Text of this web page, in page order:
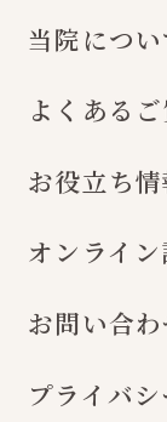
当院につい
よくある
お役立ち情
オンライ
お問い合わ
プライバ